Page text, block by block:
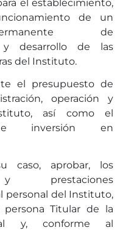
el establecimiento,
de un
de
y desarrollo de las
del Instituto.
el presupuesto de
operación y
así como el
inversión en
caso, aprobar, los
prestaciones
personal del Instituto,
Titular de la
y, conforme al